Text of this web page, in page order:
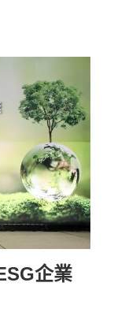
企業